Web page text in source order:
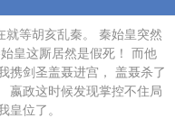
等胡亥乱秦。 秦始皇突然
皇这厮居然是假死！ 而他
携剑圣盖聂进宫， 盖聂杀了
嬴政这时候发现掌控不住局
皇位了。